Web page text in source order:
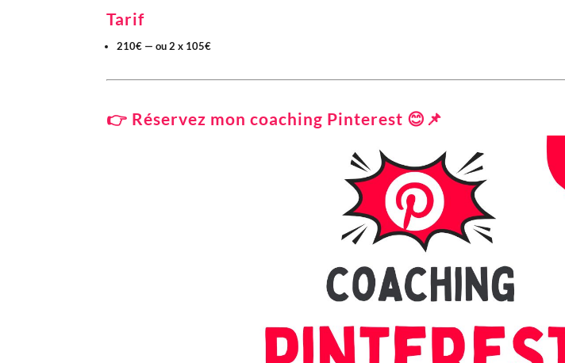
Tarif
210€ — ou 2 x 105€
👉 Réservez mon coaching Pinterest 😊📌